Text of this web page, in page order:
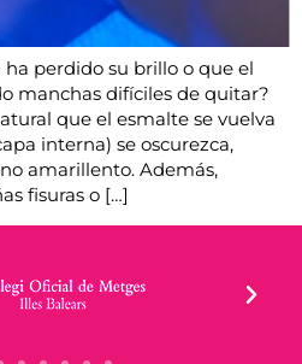
ha perdido su brillo o que el
manchas difíciles de quitar?
que el esmalte se vuelva
interna) se oscurezca,
amarillento. Además,
fisuras o […]